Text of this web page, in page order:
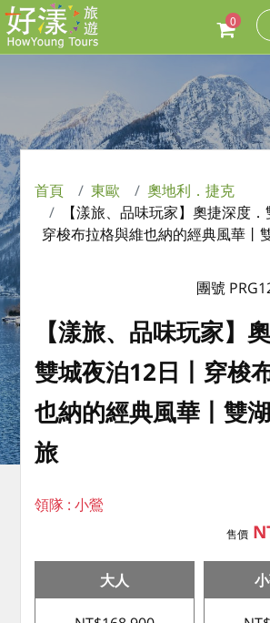
0
首頁 東歐
奧地利．捷克
【漾旅、品味玩家】奧捷深度．
穿梭布拉格與維也納的經典風華丨
團號
【漾旅、品味玩家】
雙城夜泊12日丨穿梭
也納的經典風華丨雙
旅
領隊 : 小鶯
售價
大人